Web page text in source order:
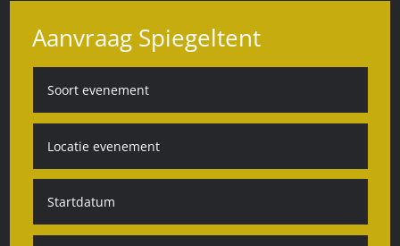
Aanvraag Spiegeltent